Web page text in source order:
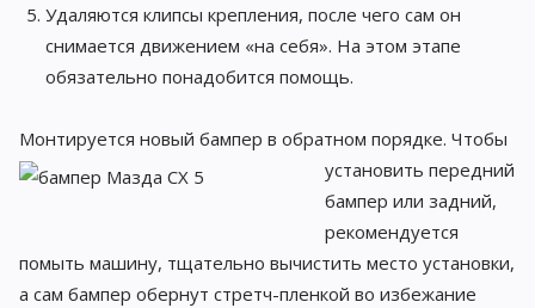
Удаляются клипсы крепления, после чего сам он
снимается движением «на себя». На этом этапе
обязательно понадобится помощь.
Монтируется новый бампер в обратном порядке. Чтобы
установить передний
бампер или задний,
рекомендуется
помыть машину, тщательно вычистить место установки,
а сам бампер обернут стретч-пленкой во избежание